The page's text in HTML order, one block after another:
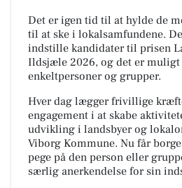
Det er igen tid til at hylde de
til at ske i lokalsamfundene.
indstille kandidater til prisen
Ildsjæle 2026, og det er
enkeltpersoner og grupper.
Hver dag lægger frivillige
engagement i at skabe
udvikling i landsbyer og
Viborg Kommune. Nu får
pege på den person eller
særlig anerkendelse for sin